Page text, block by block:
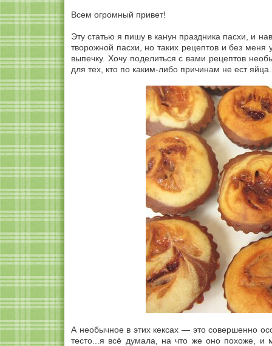
Всем огромный привет!
Эту статью я пишу в канун праздника пасхи, и
творожной пасхи, но таких рецептов и без меня
выпечку. Хочу поделиться с вами рецептов
для тех, кто по каким-либо причинам не ест яйца.
А необычное в этих кексах — это совершенно
тесто...я всё думала, на что же оно похоже, и